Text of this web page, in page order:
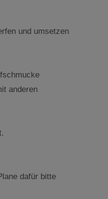
und umsetzen
anderen
dafür bitte